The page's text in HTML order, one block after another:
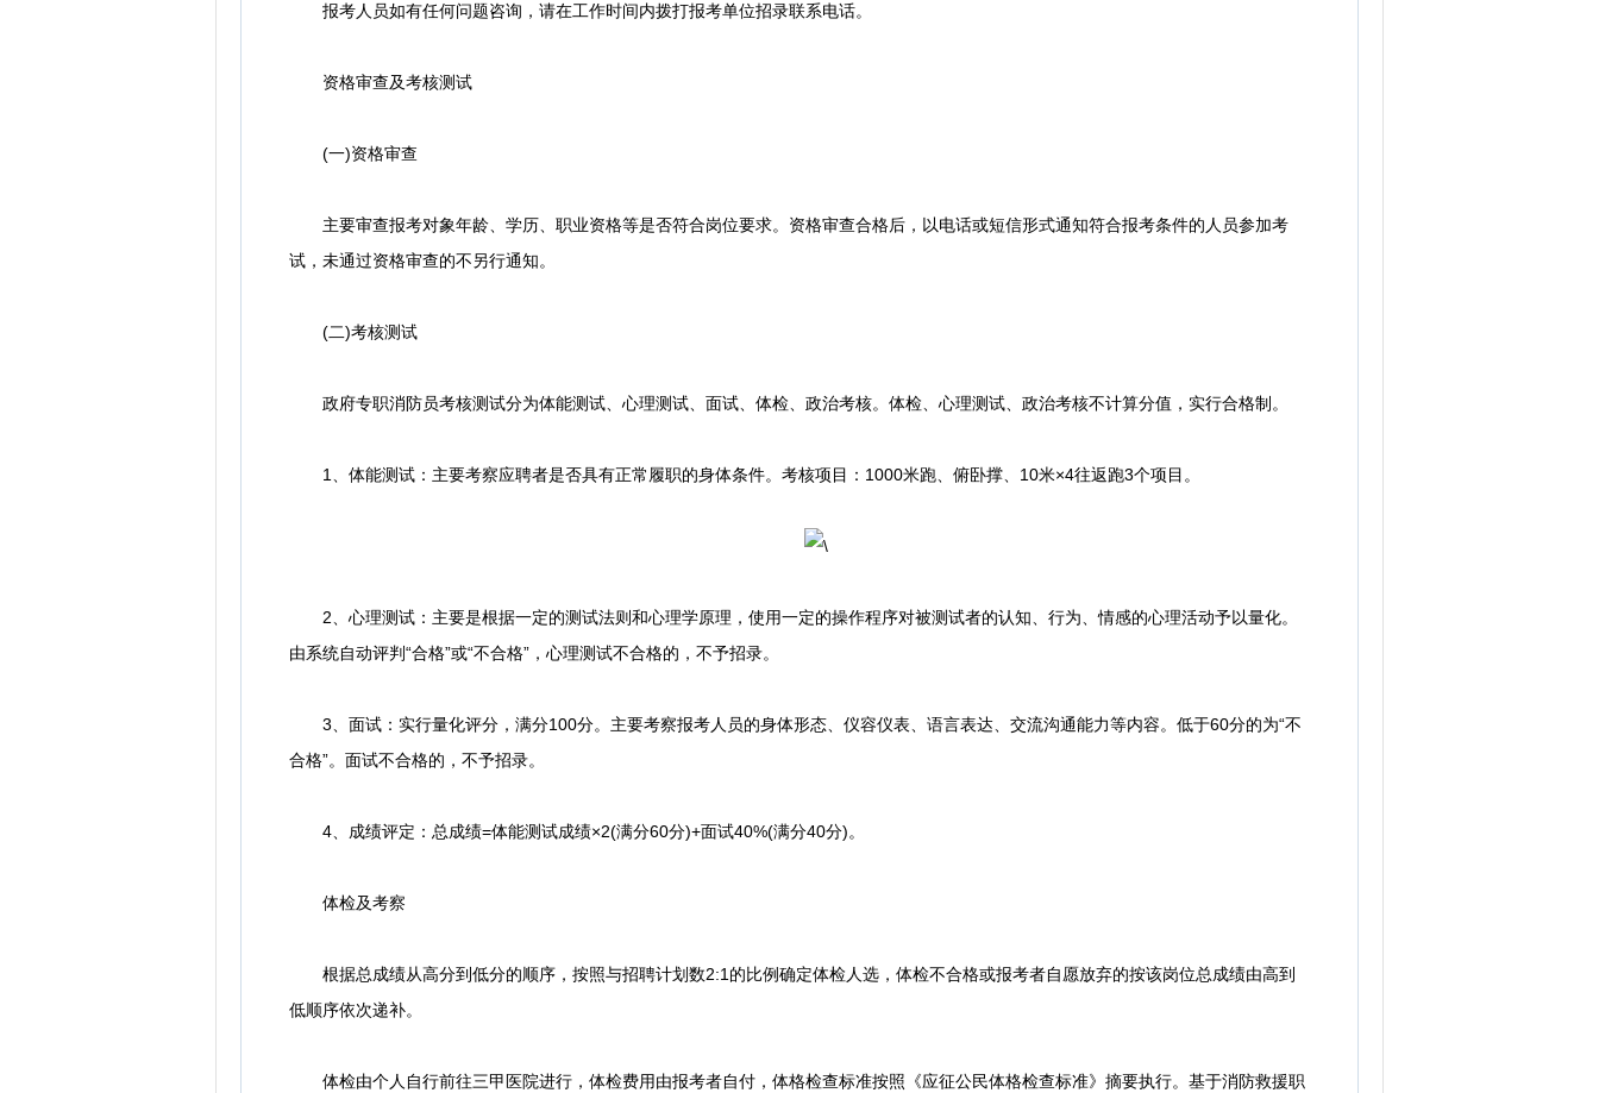
报考人员如有任何问题咨询，请在工作时间内拨打报考单位招录联系电话。
资格审查及考核测试
(一)资格审查
主要审查报考对象年龄、学历、职业资格等是否符合岗位要求。资格审查合格后，以电话或短信形式通知符合报考条件的人员参加考
试，未通过资格审查的不另行通知。
(二)考核测试
政府专职消防员考核测试分为体能测试、心理测试、面试、体检、政治考核。体检、心理测试、政治考核不计算分值，实行合格制。
1、体能测试：主要考察应聘者是否具有正常履职的身体条件。考核项目：1000米跑、俯卧撑、10米×4往返跑3个项目。
2、心理测试：主要是根据一定的测试法则和心理学原理，使用一定的操作程序对被测试者的认知、行为、情感的心理活动予以量化。
由系统自动评判“合格”或“不合格”，心理测试不合格的，不予招录。
3、面试：实行量化评分，满分100分。主要考察报考人员的身体形态、仪容仪表、语言表达、交流沟通能力等内容。低于60分的为“不
合格”。面试不合格的，不予招录。
4、成绩评定：总成绩=体能测试成绩×2(满分60分)+面试40%(满分40分)。
体检及考察
根据总成绩从高分到低分的顺序，按照与招聘计划数2:1的比例确定体检人选，体检不合格或报考者自愿放弃的按该岗位总成绩由高到
低顺序依次递补。
体检由个人自行前往三甲医院进行，体检费用由报考者自付，体格检查标准按照《应征公民体格检查标准》摘要执行。基于消防救援职